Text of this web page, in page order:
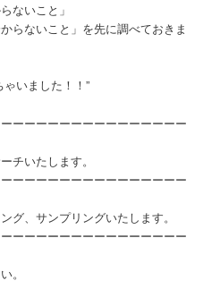
いこと」
いこと」を先に調べておきま
ました！！”
ーーーーーーーーーーーーーーー
いたします。
ーーーーーーーーーーーーーーー
サンプリングいたします。
ーーーーーーーーーーーーーーー